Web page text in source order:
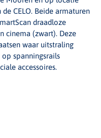
CELO. Beide armaturen
draadloze
cinema (zwart). Deze
waar uitstraling
spanningsrails
accessoires.